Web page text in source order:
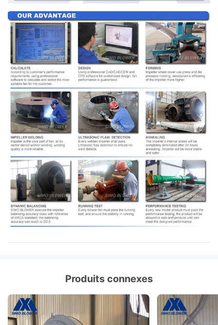
de température, capteur vibrant,
démarreur mou, inverseur, moteur
électrique spécial, système de
lubrification d'instrument de contrôle
système, réservoir aérien etc. de
lubrifiant
Produits connexes